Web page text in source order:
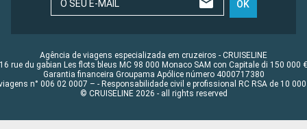
O SEU E-MAIL OK
Agência de viagens especializada em cruzeiros - CRUISELINE
16 rue du gabian Les flots bleus MC 98 000 Monaco SAM con Capitale di 150 000 €
Garantia financeira Groupama Apólice número 4000717380
n° 006 02 0007 – - Responsabilidade civil e profissional RC RSA de 10 000
© CRUISELINE 2026 - all rights reserved